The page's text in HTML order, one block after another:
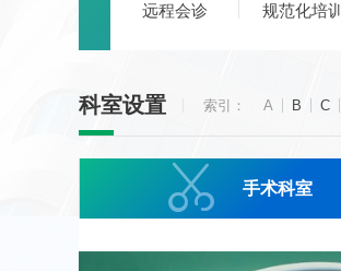
远程会诊 规范化培训
科室设置 索引： A B C
 手术科室